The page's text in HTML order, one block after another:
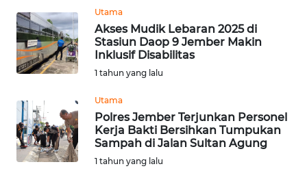
Utama
Akses Mudik Lebaran 2025 di
Stasiun Daop 9 Jember Makin
Inklusif Disabilitas
1 tahun yang lalu
Utama
Polres Jember Terjunkan Personel
Kerja Bakti Bersihkan Tumpukan
Sampah di Jalan Sultan Agung
1 tahun yang lalu
Wahana
News
Regional
SUMUT
WN
JAKARTA